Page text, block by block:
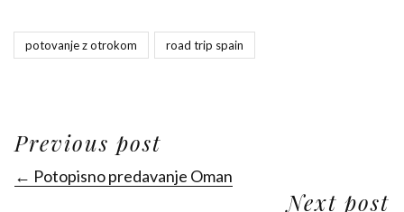
potovanje z otrokom road trip spain
Previous post
← Potopisno predavanje Oman
Next post